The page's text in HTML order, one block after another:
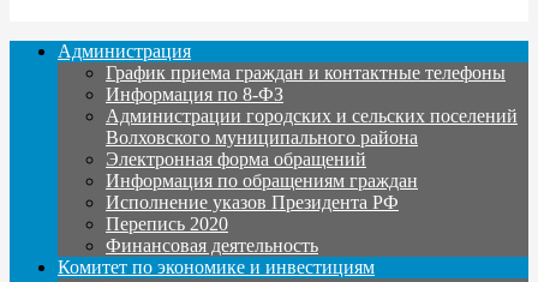
Администрация
График приема граждан и контактные телефоны
Информация по 8-ФЗ
Администрации городских и сельских поселений
Волховского муниципального района
Электронная форма обращений
Информация по обращениям граждан
Исполнение указов Президента РФ
Перепись 2020
Финансовая деятельность
Комитет по экономике и инвестициям